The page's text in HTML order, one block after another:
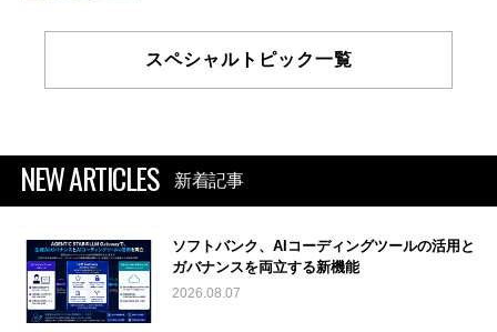
スペシャルトピック一覧
NEW ARTICLES 新着記事
ソフトバンク、AIコーディングツールの活用と
ガバナンスを両立する新機能
2026.08.07